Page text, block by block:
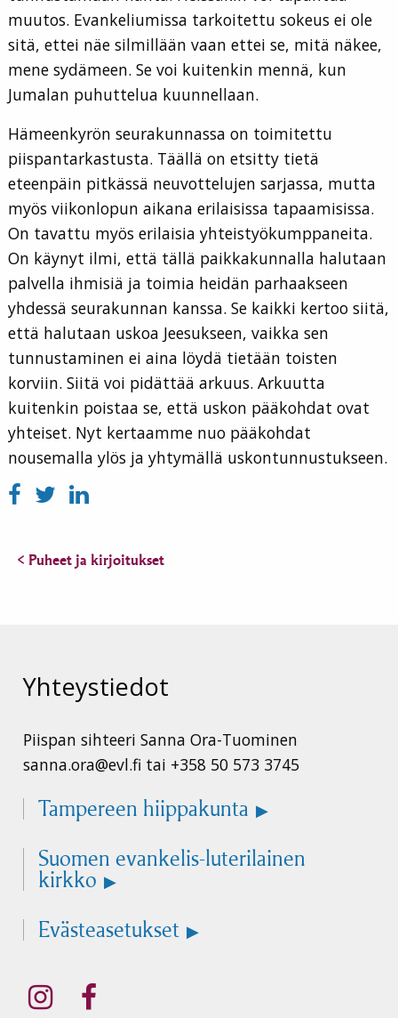
muutos. Evankeliumissa tarkoitettu sokeus ei ole
sitä, ettei näe silmillään vaan ettei se, mitä näkee,
mene sydämeen. Se voi kuitenkin mennä, kun
Jumalan puhuttelua kuunnellaan.
Hämeenkyrön seurakunnassa on toimitettu
piispantarkastusta. Täällä on etsitty tietä
eteenpäin pitkässä neuvottelujen sarjassa, mutta
myös viikonlopun aikana erilaisissa tapaamisissa.
On tavattu myös erilaisia yhteistyökumppaneita.
On käynyt ilmi, että tällä paikkakunnalla halutaan
palvella ihmisiä ja toimia heidän parhaakseen
yhdessä seurakunnan kanssa. Se kaikki kertoo siitä,
että halutaan uskoa Jeesukseen, vaikka sen
tunnustaminen ei aina löydä tietään toisten
korviin. Siitä voi pidättää arkuus. Arkuutta
kuitenkin poistaa se, että uskon pääkohdat ovat
yhteiset. Nyt kertaamme nuo pääkohdat
nousemalla ylös ja yhtymällä uskontunnustukseen.
< Puheet ja kirjoitukset
Yhteystiedot
Piispan sihteeri Sanna Ora-Tuominen
sanna.ora@evl.fi tai +358 50 573 3745
Tampereen hiippakunta
Suomen evankelis-luterilainen
kirkko
Evästeasetukset